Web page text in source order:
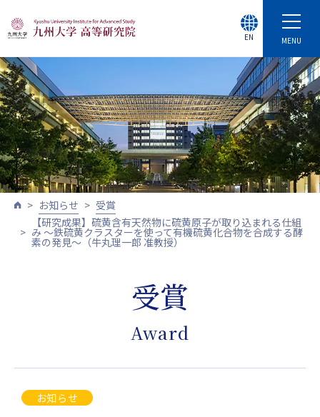
MENU
EN
お知らせ
受賞
【研究成果】硫黄含有天然物に硫黄原子が取り込まれる仕組
み 〜鉄硫黄クラスターを使って有機硫黄化合物を合成する酵
素の発見〜（牛丸理一郎 准教授）
受賞
Award
お知らせ